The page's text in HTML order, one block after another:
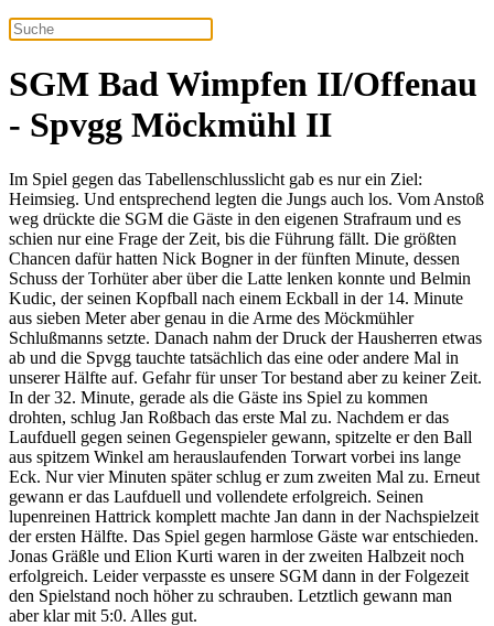
SGM Bad Wimpfen II/Offenau
- Spvgg Möckmühl II
Im Spiel gegen das Tabellenschlusslicht gab es nur ein Ziel:
Heimsieg. Und entsprechend legten die Jungs auch los. Vom Anstoß
weg drückte die SGM die Gäste in den eigenen Strafraum und es
schien nur eine Frage der Zeit, bis die Führung fällt. Die größten
Chancen dafür hatten Nick Bogner in der fünften Minute, dessen
Schuss der Torhüter aber über die Latte lenken konnte und Belmin
Kudic, der seinen Kopfball nach einem Eckball in der 14. Minute
aus sieben Meter aber genau in die Arme des Möckmühler
Schlußmanns setzte. Danach nahm der Druck der Hausherren etwas
ab und die Spvgg tauchte tatsächlich das eine oder andere Mal in
unserer Hälfte auf. Gefahr für unser Tor bestand aber zu keiner Zeit.
In der 32. Minute, gerade als die Gäste ins Spiel zu kommen
drohten, schlug Jan Roßbach das erste Mal zu. Nachdem er das
Laufduell gegen seinen Gegenspieler gewann, spitzelte er den Ball
aus spitzem Winkel am herauslaufenden Torwart vorbei ins lange
Eck. Nur vier Minuten später schlug er zum zweiten Mal zu. Erneut
gewann er das Laufduell und vollendete erfolgreich. Seinen
lupenreinen Hattrick komplett machte Jan dann in der Nachspielzeit
der ersten Hälfte. Das Spiel gegen harmlose Gäste war entschieden.
Jonas Gräßle und Elion Kurti waren in der zweiten Halbzeit noch
erfolgreich. Leider verpasste es unsere SGM dann in der Folgezeit
den Spielstand noch höher zu schrauben. Letztlich gewann man
aber klar mit 5:0. Alles gut.